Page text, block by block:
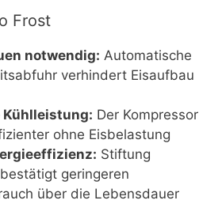
Frost
notwendig: Automatische
verhindert Eisaufbau
Kühlleistung: Der Kompressor
ohne Eisbelastung
Stiftung
geringeren
über die Lebensdauer